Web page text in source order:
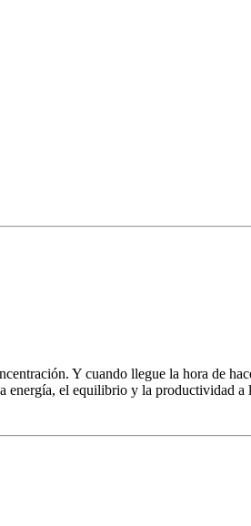
Y cuando llegue la hora de
energía, el equilibrio y la productividad a